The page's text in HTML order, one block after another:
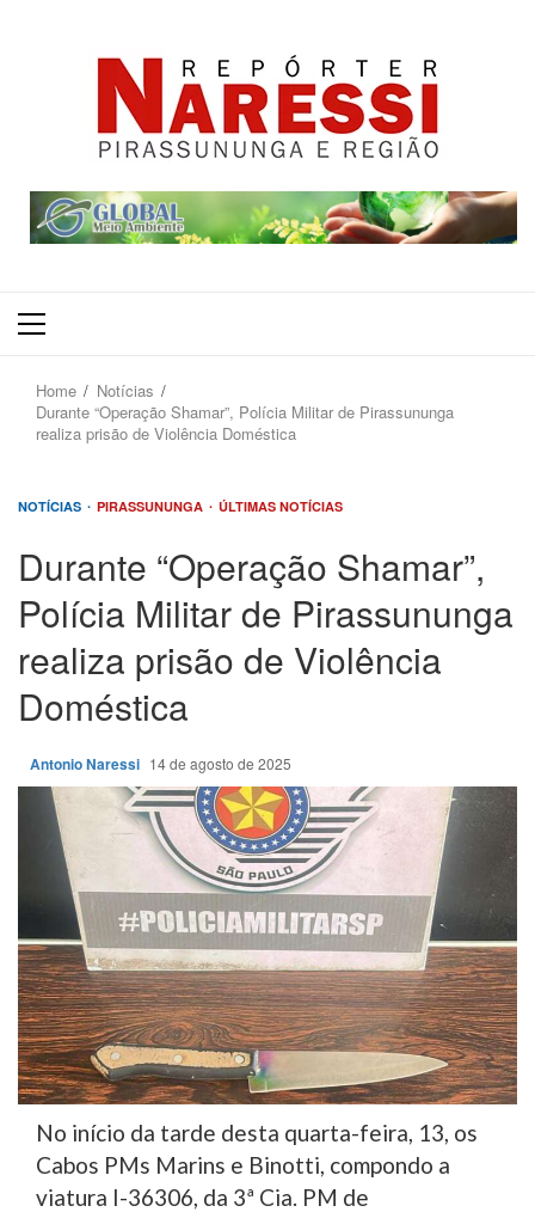
Primary
Home
Notícias
Durante “Operação Shamar”, Polícia Militar de Pirassununga
realiza prisão de Violência Doméstica
NOTÍCIAS PIRASSUNUNGA ÚLTIMAS NOTÍCIAS
Durante “Operação Shamar”,
Polícia Militar de Pirassununga
realiza prisão de Violência
Doméstica
Antonio Naressi 14 de agosto de 2025
No início da tarde desta quarta-feira, 13, os
Cabos PMs Marins e Binotti, compondo a
viatura I-36306, da 3ª Cia. PM de